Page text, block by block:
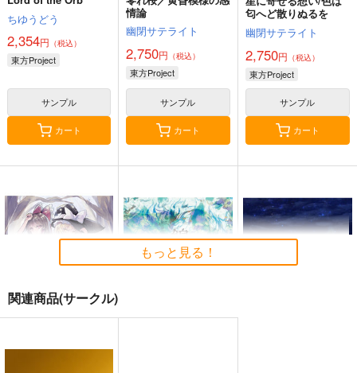
ちゆうどう
2,354円 （税込）
東方Project
サンプル
カート
情論
幽閉サテライト
2,750円 （税込）
東方Project
サンプル
カート
匂へど散りぬるを
幽閉サテライト
2,750円 （税込）
東方Project
サンプル
カート
もっと見る！
関連商品(サークル)